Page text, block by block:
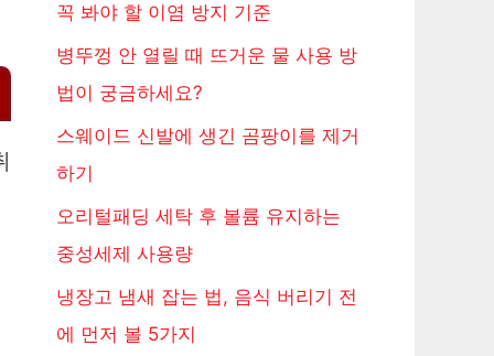
꼭 봐야 할 이염 방지 기준
병뚜껑 안 열릴 때 뜨거운 물 사용 방
법이 궁금하세요?
스웨이드 신발에 생긴 곰팡이를 제거
하기
오리털패딩 세탁 후 볼륨 유지하는
중성세제 사용량
냉장고 냄새 잡는 법, 음식 버리기 전
에 먼저 볼 5가지